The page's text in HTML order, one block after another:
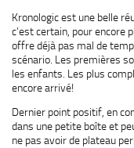
Kronologic est une belle
c’est certain, pour encore
offre déjà pas mal de
scénario. Les premières
les enfants. Les plus
encore arrivé!
Dernier point positif, en
dans une petite boîte et
ne pas avoir de plateau